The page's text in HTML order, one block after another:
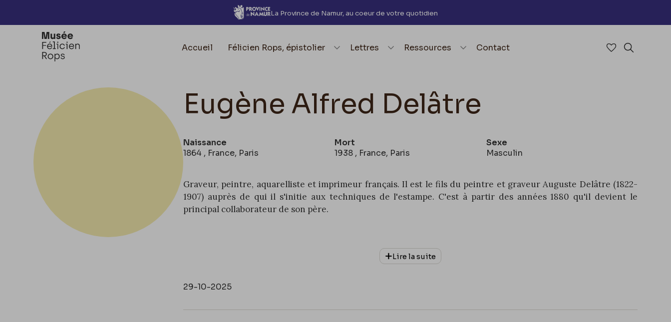
La Province de Namur, au coeur de votre quotidien
Accueil element.menu.open_menu
Félicien Rops, épistolier element.menu.open_menu
Lettres element.menu.open_menu
Ressources Contact Accéder à
Eugène Alfred Delâtre
Naissance
1864 , France, Paris
Mort
1938 , France, Paris
Sexe
Masculin
Graveur, peintre, aquarelliste et imprimeur français. Il est le fils du peintre et graveur Auguste Delâtre (1822-
1907) auprès de qui il s'initie aux techniques de l'estampe. C'est à partir des années 1880 qu'il devient le
principal collaborateur de son père.
Lire la suite
29-10-2025